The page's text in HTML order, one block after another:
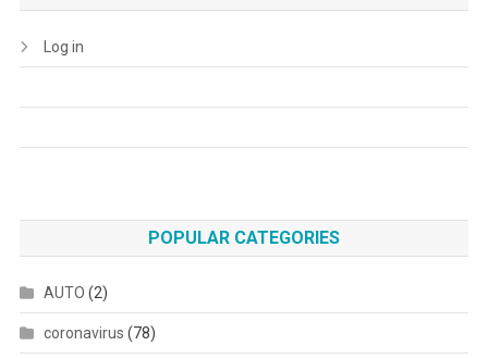
Log in
POPULAR CATEGORIES
AUTO (2)
coronavirus (78)